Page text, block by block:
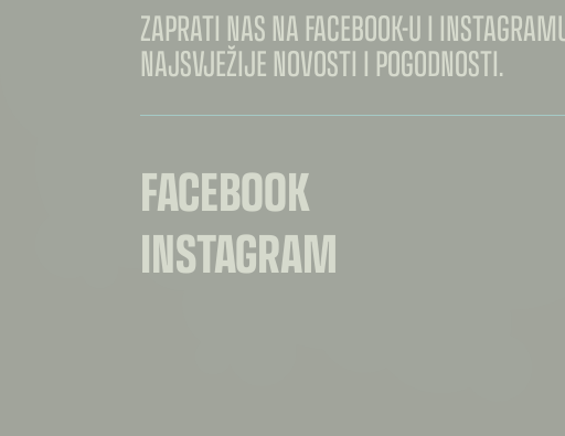
ZAPRATI NAS NA FACEBOOK-U I
NAJSVJEŽIJE NOVOSTI I POGODNOSTI.
FACEBOOK
INSTAGRAM